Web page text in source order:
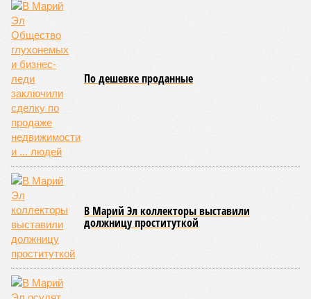
По дешевке проданные
В Марий Эл коллекторы выставили
должницу проституткой